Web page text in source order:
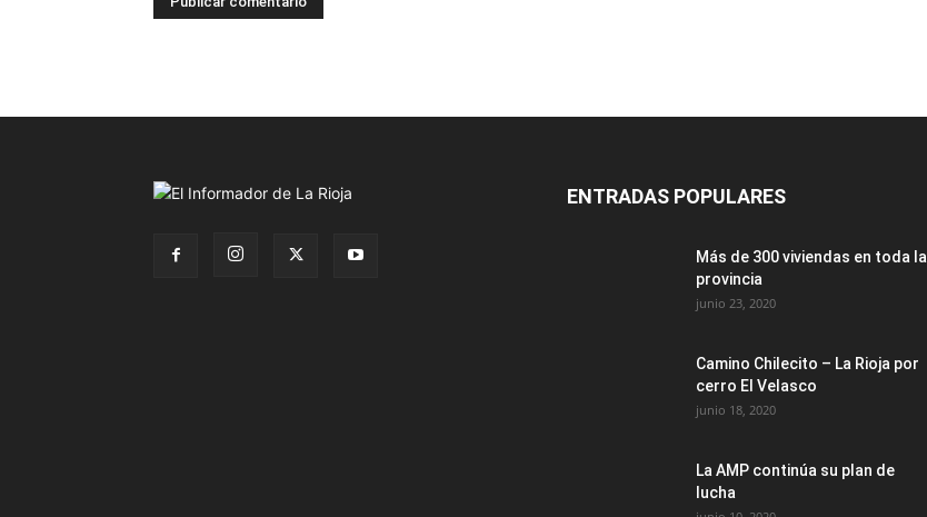
ENTRADAS POPULARES
Más de 300 viviendas en toda la
provincia
junio 23, 2020
Camino Chilecito – La Rioja por
cerro El Velasco
junio 18, 2020
La AMP continúa su plan de
lucha